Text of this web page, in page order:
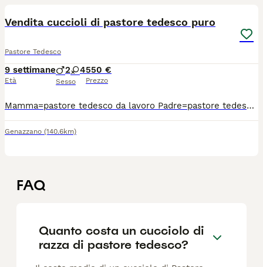
Vendita cuccioli di pastore tedesco puro
Pastore Tedesco
9 settimane
Età
2 4
Sesso
550 €
Prezzo
Mamma=pastore tedesco da lavoro Padre=pastore tedesco a pelo lungo tutti e 2 con pedigree ci troviamo a San Cesareo (RM)
Genazzano (140.6km)
FAQ
Quanto costa un cucciolo di
razza di pastore tedesco?